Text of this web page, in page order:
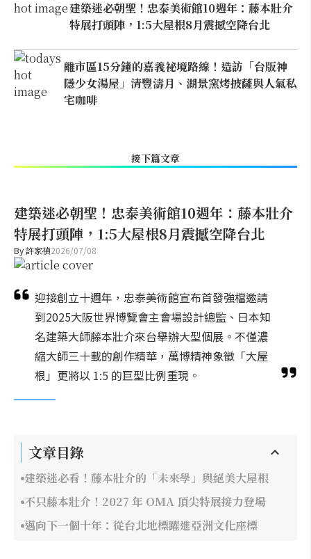
建築迷必朝聖！忠泰美術館10週年：藤本壯介
特展打頭陣，1:5大屋根8月震撼空降台北
離市區15分鐘的嘉義祕境路線！造訪「台版神
隱少女湯屋」清豐濤月、湖景窯烤披薩與人氣私
宅咖啡
接下篇文章
建築迷必朝聖！忠泰美術館10週年：藤本壯介
特展打頭陣，1:5大屋根8月震撼空降台北
By許家禎2026/07/08
迎接創立十週年，忠泰美術館宣布首發強檔邀請
到2025大阪世界博覽會主會場設計總監、日本知
名建築大師藤本壯介來台舉辦大型個展。不僅濃
縮大師三十載的創作精華，萬博精神象徵「大屋
根」更將以 1:5 的巨型比例重現。
文章目錄
建築迷必看！藤本壯介的「未來學」與絕美大屋根
不只藤本壯介！2027 年 OMA 頂尖特展接力登場
邁向下一個十年：從台北地標躍進亞洲文化座標